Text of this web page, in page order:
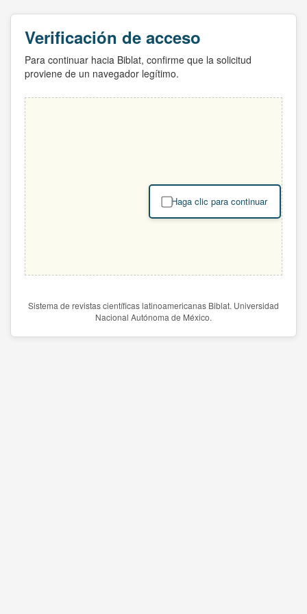
Verificación de acceso
Para continuar hacia Biblat, confirme que la solicitud
proviene de un navegador legítimo.
Haga clic para continuar
Sistema de revistas científicas latinoamericanas Biblat. Universidad
Nacional Autónoma de México.